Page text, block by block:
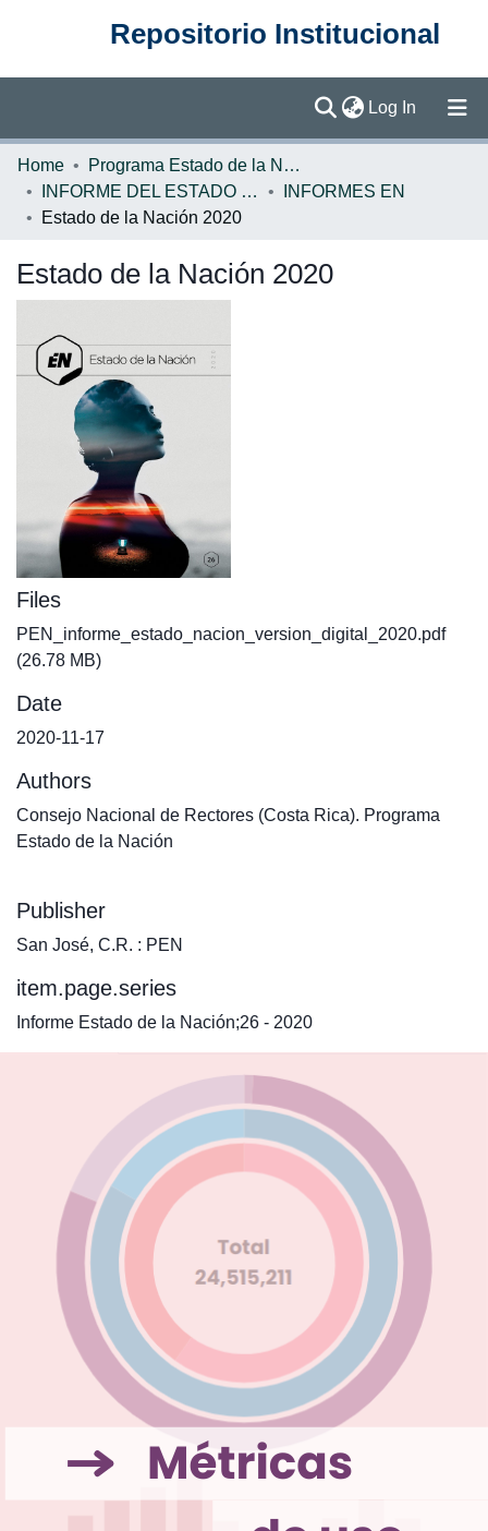
Repositorio Institucional
Log In (current)
Communities & Collections
Home
Programa Estado de la Nación (PEN)
INFORME DEL ESTADO DE LA NACION
INFORMES EN
Estado de la Nación 2020
Estado de la Nación 2020
Files
PEN_informe_estado_nacion_version_digital_2020.pdf
(26.78 MB)
Date
2020-11-17
Authors
Consejo Nacional de Rectores (Costa Rica). Programa
Estado de la Nación
Publisher
San José, C.R. : PEN
item.page.series
Informe Estado de la Nación;26 - 2020